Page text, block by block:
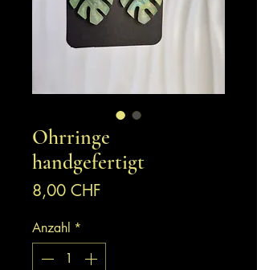
Ohrringe
handgefertigt
8,00 CHF
Anzahl *